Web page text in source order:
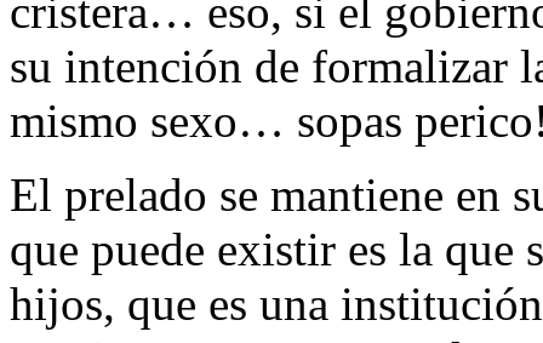
cristera… eso, si el
su intención de formalizar
mismo sexo… sopas
El prelado se mantiene en
que puede existir es la que
hijos, que es una